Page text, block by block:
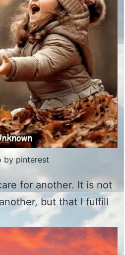
by pinterest
for another. It is not
but that I fulfill